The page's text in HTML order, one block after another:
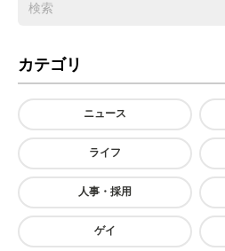
カテゴリ
ニュース
ライフ
人事・採用
ゲイ